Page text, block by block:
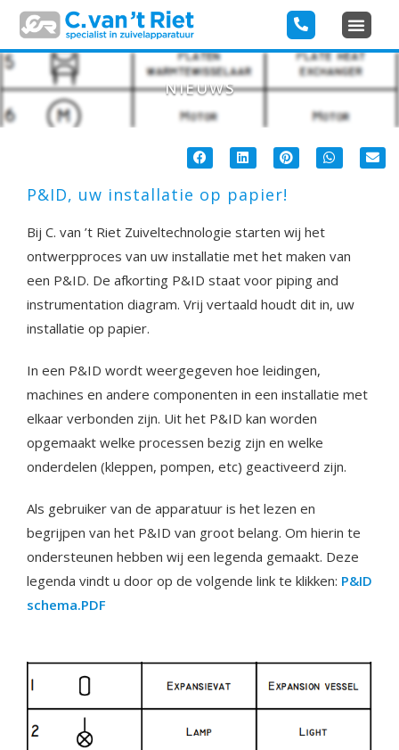
NIEUWS
P&ID, uw installatie op papier!
Bij C. van ’t Riet Zuiveltechnologie starten wij het
ontwerpproces van uw installatie met het maken van
een P&ID. De afkorting P&ID staat voor piping and
instrumentation diagram. Vrij vertaald houdt dit in, uw
installatie op papier.
In een P&ID wordt weergegeven hoe leidingen,
machines en andere componenten in een installatie met
elkaar verbonden zijn. Uit het P&ID kan worden
opgemaakt welke processen bezig zijn en welke
onderdelen (kleppen, pompen, etc) geactiveerd zijn.
Als gebruiker van de apparatuur is het lezen en
begrijpen van het P&ID van groot belang. Om hierin te
ondersteunen hebben wij een legenda gemaakt. Deze
legenda vindt u door op de volgende link te klikken: P&ID
schema.PDF